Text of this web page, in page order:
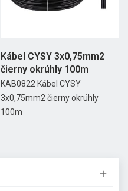

Kábel CYSY 3x0,75mm2
čierny okrúhly 100m
KAB0822 Kábel CYSY
3x0,75mm2 čierny okrúhly
100m